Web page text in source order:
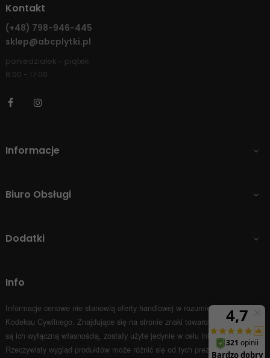
Kontakt
(+48) 798-946-445
sklep@abcplytki.pl
poniedziałek - piątek
8:00 - 17:00
Facebook
Informacje 
Biuro Obsługi 
Dodatki 
Info
Informacje cenowe nie stanowią oferty handlowej w rozumieniu Art.66 par.1
Kodeksu Cywilnego. Znajdujące się na stronie znaki towarowe i nazwy firm
są ich wyłączną własnością, zostały użyte jedynie w celu informacyjnym.
Rzeczywisty wygląd produktów może różnić się od tych prezentowanych na